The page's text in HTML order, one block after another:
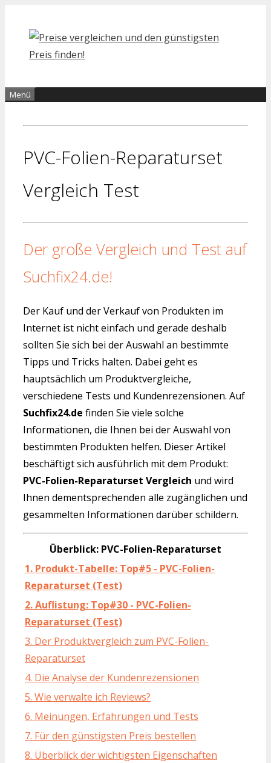
Inhalt
springen
Menü
PVC-Folien-Reparaturset
Vergleich Test
Der große Vergleich und Test auf
Suchfix24.de!
Der Kauf und der Verkauf von Produkten im
Internet ist nicht einfach und gerade deshalb
sollten Sie sich bei der Auswahl an bestimmte
Tipps und Tricks halten. Dabei geht es
hauptsächlich um Produktvergleiche,
verschiedene Tests und Kundenrezensionen. Auf
Suchfix24.de finden Sie viele solche
Informationen, die Ihnen bei der Auswahl von
bestimmten Produkten helfen. Dieser Artikel
beschäftigt sich ausführlich mit dem Produkt:
PVC-Folien-Reparaturset Vergleich und wird
Ihnen dementsprechenden alle zugänglichen und
gesammelten Informationen darüber schildern.
Überblick: PVC-Folien-Reparaturset
1. Produkt-Tabelle: Top#5 - PVC-Folien-
Reparaturset (Test)
2. Auflistung: Top#30 - PVC-Folien-
Reparaturset (Test)
3. Der Produktvergleich zum PVC-Folien-
Reparaturset
4. Die Analyse der Kundenrezensionen
5. Wie verwalte ich Reviews?
6. Meinungen, Erfahrungen und Tests
7. Für den günstigsten Preis bestellen
8. Überblick der wichtigsten Eigenschaften